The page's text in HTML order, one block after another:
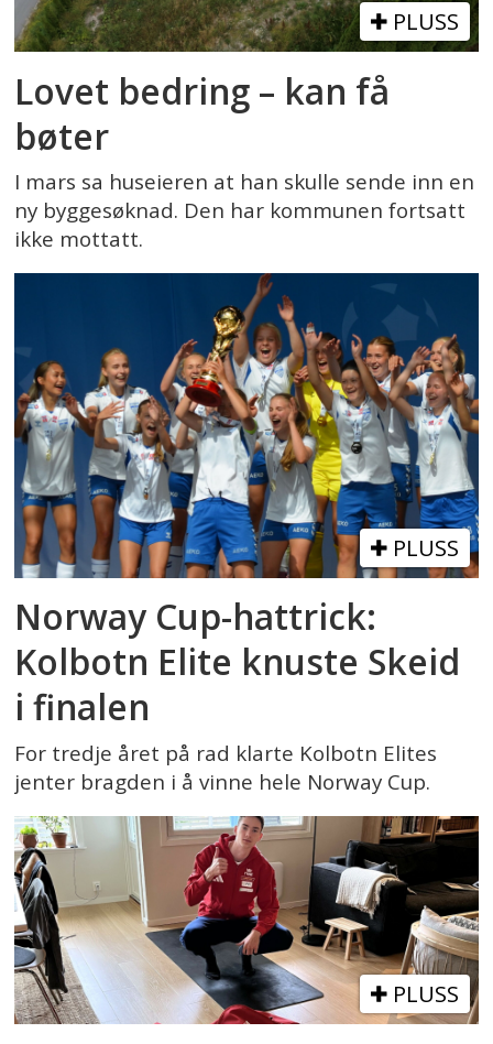
PLUSS
Lovet bedring – kan få
bøter
I mars sa huseieren at han skulle sende inn en
ny byggesøknad. Den har kommunen fortsatt
ikke mottatt.
PLUSS
Norway Cup-hattrick:
Kolbotn Elite knuste Skeid
i finalen
For tredje året på rad klarte Kolbotn Elites
jenter bragden i å vinne hele Norway Cup.
PLUSS